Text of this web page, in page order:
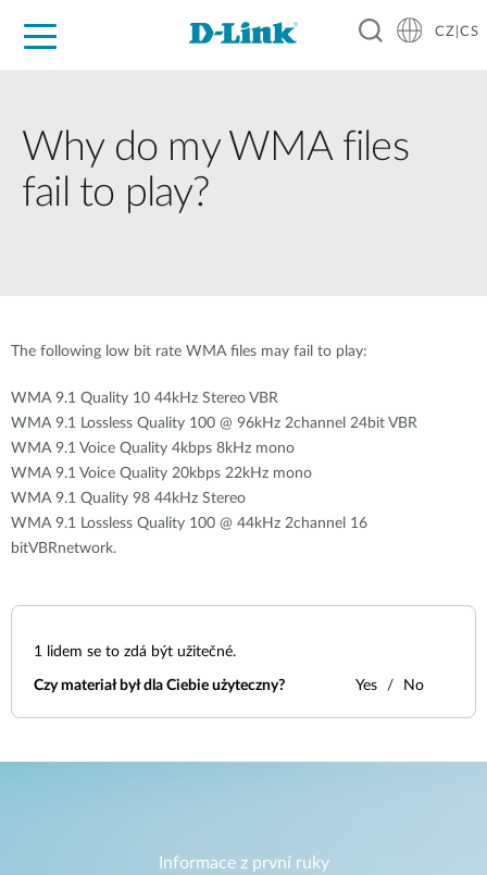
CZ|CS
Why do my WMA files
fail to play?
The following low bit rate WMA files may fail to play:
WMA 9.1 Quality 10 44kHz Stereo VBR
WMA 9.1 Lossless Quality 100 @ 96kHz 2channel 24bit VBR
WMA 9.1 Voice Quality 4kbps 8kHz mono
WMA 9.1 Voice Quality 20kbps 22kHz mono
WMA 9.1 Quality 98 44kHz Stereo
WMA 9.1 Lossless Quality 100 @ 44kHz 2channel 16
bitVBRnetwork.
1 lidem se to zdá být užitečné.
Czy materiał był dla Ciebie użyteczny? Yes No
Informace z první ruky